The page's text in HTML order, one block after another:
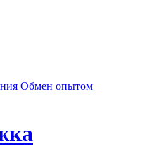
Обмен опытом